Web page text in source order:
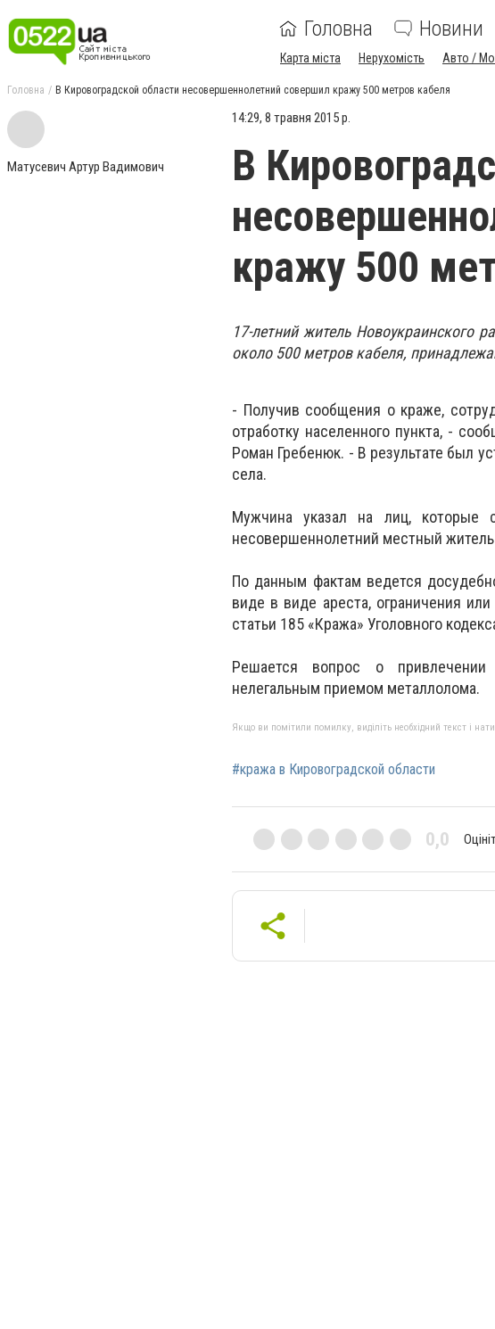
Головна Новини
Карта міста Нерухомість Авто /
Головна В Кировоградской области несовершеннолетний совершил кражу 500 метров кабеля
Матусевич Артур Вадимович
14:29, 8 травня 2015 р.
В
кражу 500
17-летний житель Новоукраинского
около 500 метров кабеля,
- Получив сообщения о краже,
отработку населенного пункта, -
Роман Гребенюк. - В результате был
села.
Мужчина указал на лиц, которые
несовершеннолетний местный
По данным фактам ведется
виде в виде ареста, ограничения
статьи 185 «Кража» Уголовного
Решается вопрос о привлечении
нелегальным приемом металлолома.
Якщо ви помітили помилку, виділіть необхідний текст і
#кража в Кировоградской области
0,0